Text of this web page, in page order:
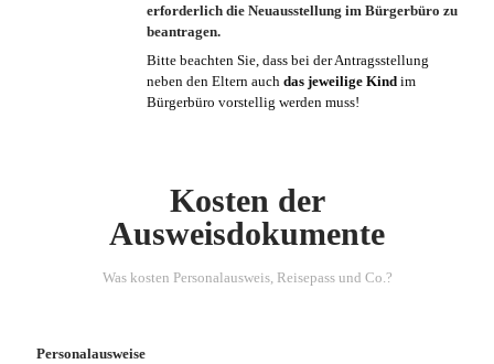
erforderlich die Neuausstellung im Bürgerbüro zu
beantragen.
Bitte beachten Sie, dass bei der Antragsstellung
neben den Eltern auch das jeweilige Kind im
Bürgerbüro vorstellig werden muss!
Kosten der
Ausweisdokumente
Was kosten Personalausweis, Reisepass und Co.?
Personalausweise